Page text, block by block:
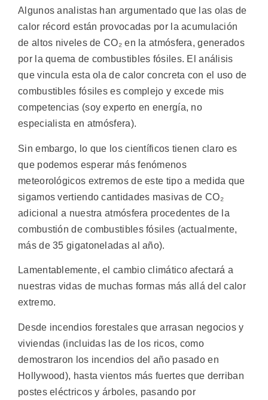
Algunos analistas han argumentado que las olas de
calor récord están provocadas por la acumulación
de altos niveles de CO₂ en la atmósfera, generados
por la quema de combustibles fósiles. El análisis
que vincula esta ola de calor concreta con el uso de
combustibles fósiles es complejo y excede mis
competencias (soy experto en energía, no
especialista en atmósfera).
Sin embargo, lo que los científicos tienen claro es
que podemos esperar más fenómenos
meteorológicos extremos de este tipo a medida que
sigamos vertiendo cantidades masivas de CO₂
adicional a nuestra atmósfera procedentes de la
combustión de combustibles fósiles (actualmente,
más de 35 gigatoneladas al año).
Lamentablemente, el cambio climático afectará a
nuestras vidas de muchas formas más allá del calor
extremo.
Desde incendios forestales que arrasan negocios y
viviendas (incluidas las de los ricos, como
demostraron los incendios del año pasado en
Hollywood), hasta vientos más fuertes que derriban
postes eléctricos y árboles, pasando por